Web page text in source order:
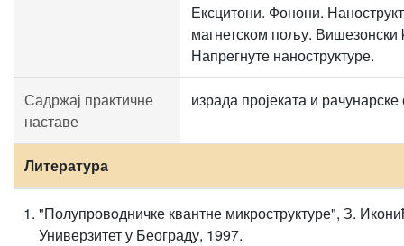
Ексцитони. Фонони.
магнетском пољу. Вишезонски
Напрегнуте наноструктуре.
Садржај практичне
наставе
израда пројеката и
Литература
"Полупровoдничке квантне микроструктуре", З.
Универзитет у Београду, 1997.